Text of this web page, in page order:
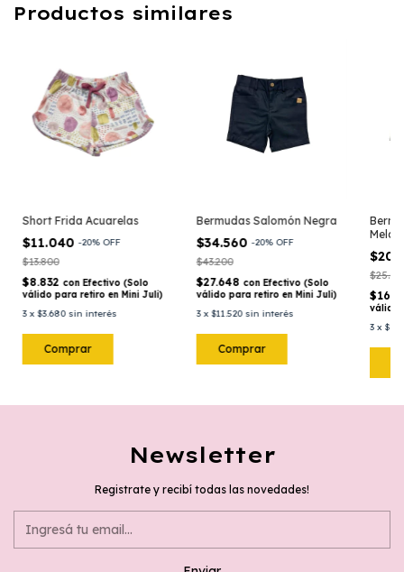
Productos similares
Short Frida Acuarelas
$11.040-20% OFF
$13.800
$8.832 con Efectivo (Solo
válido para retiro en Mini Juli)
3 x$3.680 sin interés
Comprar
Bermudas Salomón Negra
$34.560-20% OFF
$43.200
$27.648 con Efectivo (Solo
válido para retiro en Mini Juli)
3 x$11.520 sin interés
Comprar
válido
3 x
Newsletter
Registrate y recibí todas las novedades!